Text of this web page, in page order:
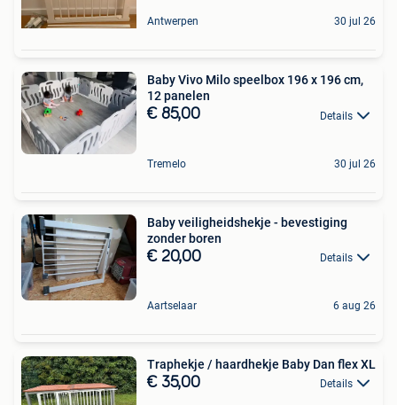
Antwerpen 30 jul 26
Baby Vivo Milo speelbox 196 x 196 cm,
12 panelen
€ 85,00 Details
Tremelo 30 jul 26
Baby veiligheidshekje - bevestiging
zonder boren
€ 20,00 Details
Aartselaar 6 aug 26
Traphekje / haardhekje Baby Dan flex XL
€ 35,00 Details